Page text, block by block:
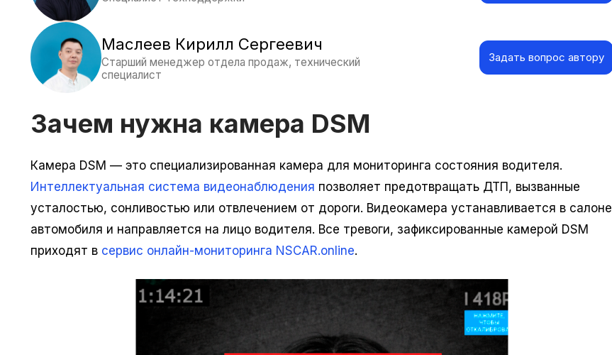
Маслеев Кирилл Сергеевич
Старший менеджер отдела продаж, технический
специалист
Задать вопрос автору
Зачем нужна камера DSM
Камера DSM — это специализированная камера для мониторинга состояния водителя.
Интеллектуальная система видеонаблюдения позволяет предотвращать ДТП, вызванные
усталостью, сонливостью или отвлечением от дороги. Видеокамера устанавливается в салоне
автомобиля и направляется на лицо водителя. Все тревоги, зафиксированные камерой DSM
приходят в сервис онлайн-мониторинга NSCAR.online.